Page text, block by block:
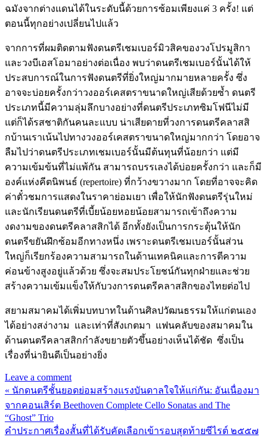
ฉมังจากต่างแดนได้ในระดับนี้ด้วยการซ้อมเพียงแค่ 3 ครั้ง! แต่
ตอนนี้ทุกอย่างเปลี่ยนไปแล้ว
จากการที่ผมติดตามฟังดนตรีเชมเบอร์มิวสิคของวงโปรมูสิกา
และวงบีเอสโอมาอย่างต่อเนื่อง พบว่าดนตรีเชมเบอร์นั้นได้ให้
ประสบการณ์ในการฟังดนตรีที่ยิ่งใหญ่มากมายหลายครั้ง ซึ่ง
อาจจะบ่อยครั้งกว่าวงออร์เคสตราขนาดใหญ่เสียด้วยซ้ำ ดนตรี
ประเภทนี้มีความลุ่มลึกบางอย่างที่ดนตรีประเภทซิมโฟนีไม่มี
แต่ก็ได้รสชาติกันคนละแบบ น่าเสียดายที่วงการดนตรีคลาสสิ
กบ้านเราเน้นไปทางวงออร์เคสตราขนาดใหญ่มากกว่า โดยอาจ
ลืมไปว่าดนตรีประเภทเชมเบอร์นั้นมีต้นทุนที่น้อยกว่า แต่มี
ความเข้มข้นที่ไม่แพ้กัน สามารถบรรเลงได้บ่อยครั้งกว่า และก็มี
องค์แห่งคีตนิพนธ์ (repertoire) ที่กว้างขวางมาก โดยที่อาจจะคิด
ค่าตั๋วชมการแสดงในราคาย่อมเยา เพื่อให้นักฟังดนตรีรุ่นใหม่
และนักเรียนดนตรีที่เบี้ยน้อยหอยน้อยสามารถเข้าถึงความ
งดงามของดนตรีคลาสสิกได้ อีกทั้งยังเป็นการกระตุ้นให้นัก
ดนตรีขยันฝึกซ้อมอีกทางหนึ่ง เพราะดนตรีเชมเบอร์นั้นส่วน
ใหญ่ก็เรียกร้องความสามารถในด้านเทคนิคและการตีความ
ค่อนข้างสูงอยู่แล้วด้วย ซึ่งจะสมประโยชน์กันทุกฝ่ายและช่วย
สร้างความเข้มแข็งให้กับวงการดนตรีคลาสสิกของไทยต่อไป
สยามสมาคมได้เพิ่มบทบาทในด้านศิลปวัฒนธรรมให้แก่ตนเอง
ได้อย่างสง่างาม และเท่าที่สังเกตมา แฟนคลับของสมาคมใน
ด้านดนตรีคลาสสิกกำลังขยายตัวขึ้นอย่างเห็นได้ชัด ซึ่งเป็น
เรื่องที่น่ายินดีเป็นอย่างยิ่ง
Leave a comment
แนะแนว
เรื่อง
« นักดนตรีชั้นยอดย่อมสร้างแรงบันดาลใจให้แก่กัน: อันเนื่องมา
จากคอนเสิร์ต Beethoven Complete Cello Sonatas and The
“Ghost” Trio
คำประกาศเรื่องสั้นที่ได้รับคัดเลือกเข้ารอบสุดท้ายซีไรต์ ๒๕๕๗